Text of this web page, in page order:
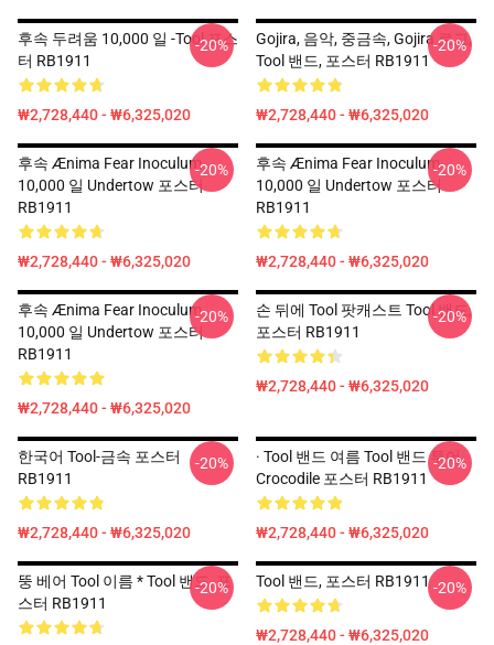
후속 두려움 10,000 일 -tool 포스
터 RB1911
₩2,728,440 - ₩6,325,020
-20%
Gojira, 음악, 중금속, Gojira 로고,
Tool 밴드, 포스터 RB1911
₩2,728,440 - ₩6,325,020
-20%
후속 Ænima Fear Inoculum
10,000 일 Undertow 포스터
RB1911
₩2,728,440 - ₩6,325,020
-20%
후속 Ænima Fear Inoculum
10,000 일 Undertow 포스터
RB1911
₩2,728,440 - ₩6,325,020
-20%
후속 Ænima Fear Inoculum
10,000 일 Undertow 포스터
RB1911
₩2,728,440 - ₩6,325,020
-20%
손 뒤에 Tool 팟캐스트 Tool 밴드,
포스터 RB1911
₩2,728,440 - ₩6,325,020
-20%
한국어 Tool-금속 포스터
RB1911
₩2,728,440 - ₩6,325,020
-20%
· Tool 밴드 여름 Tool 밴드 투어
Crocodile 포스터 RB1911
₩2,728,440 - ₩6,325,020
-20%
뚱 베어 Tool 이름 * Tool 밴드, 포
스터 RB1911
-20% Tool 밴드, 포스터 RB1911
₩2,728,440 - ₩6,325,020
-20%